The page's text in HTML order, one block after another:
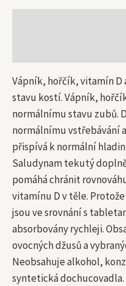
Vápník, hořčík, vitamín
stavu kostí. Vápník,
normálnímu stavu zubů.
normálnímu vstřebávání
přispívá k normální
Saludynam tekutý
pomáhá chránit
vitamínu D v těle.
jsou ve srovnání s
absorbovány rychleji.
ovocných džusů a
Neobsahuje alkohol,
syntetická